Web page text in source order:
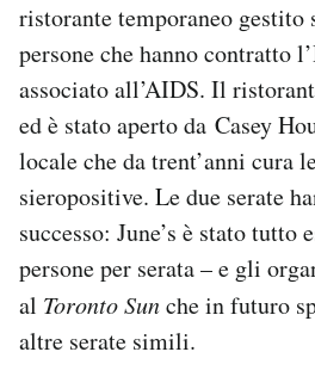
CALENDARIO
AREA PERSONALE
Area Personale
Newsletter
Hai bisogno di aiuto?
Esci
ristorante temporaneo gestito
persone che hanno contratto
associato all’AIDS. Il
ed è stato aperto da Casey
locale che da trent’anni cura
sieropositive. Le due serate
successo: June’s è stato tutto
persone per serata – e gli
al Toronto Sunche in futuro
altre serate simili.